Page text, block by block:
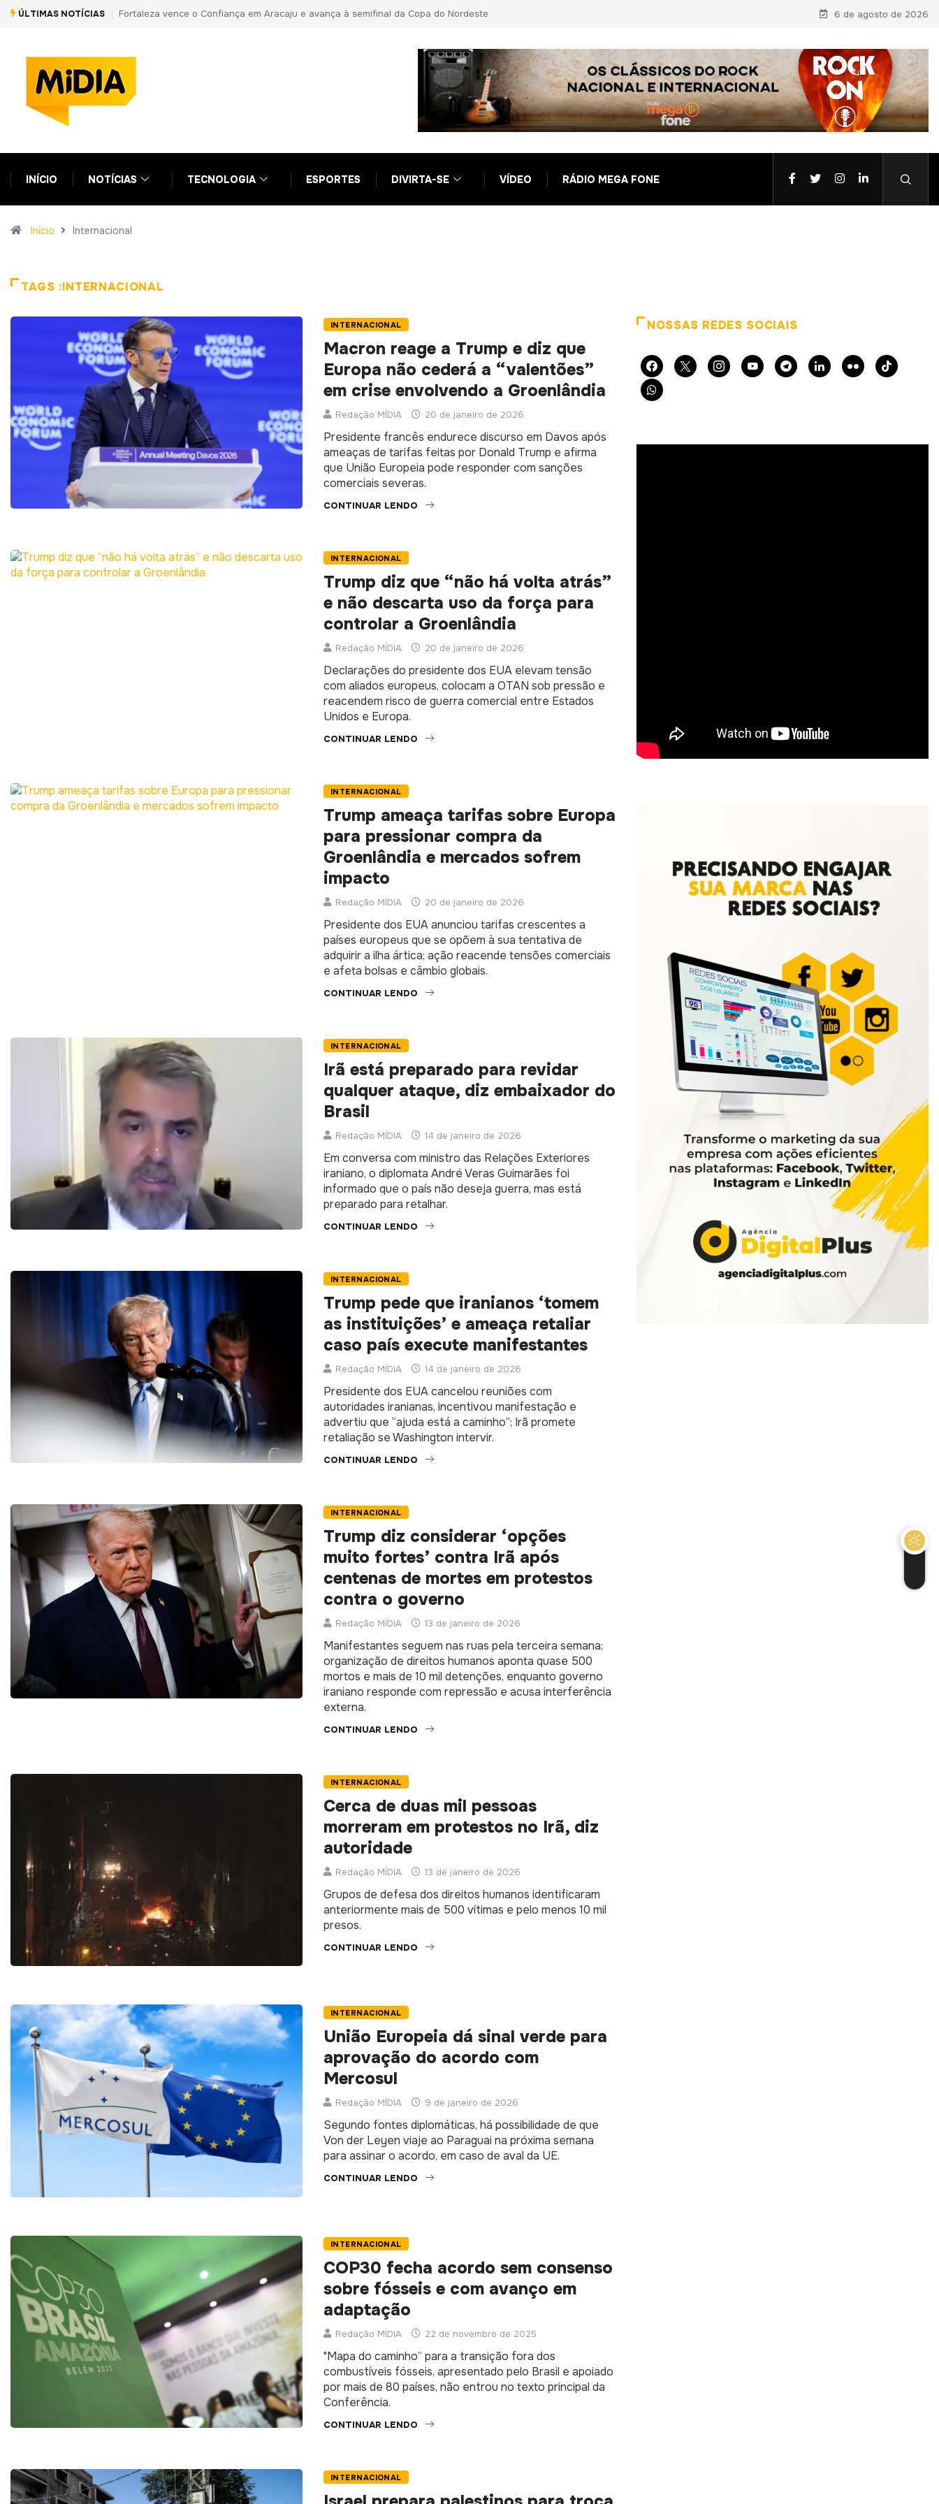
ÚLTIMAS NOTÍCIAS
6 de agosto de 2026
INTERNACIONAL
Macron reage a Trump e diz que
Europa não cederá a “valentões”
em crise envolvendo a Groenlândia
Redação MÍDIA 20 de janeiro de 2026
Presidente francês endurece discurso em Davos após
ameaças de tarifas feitas por Donald Trump e afirma
que União Europeia pode responder com sanções
INTERNACIONAL
Trump diz que “não há volta atrás”
e não descarta uso da força para
controlar a Groenlândia
Redação MÍDIA 20 de janeiro de 2026
Declarações do presidente dos EUA elevam tensão
com aliados europeus, colocam a OTAN sob pressão e
reacendem risco de guerra comercial entre Estados
INTERNACIONAL
Trump ameaça tarifas sobre Europa
para pressionar compra da
Groenlândia e mercados sofrem
impacto
Redação MÍDIA 20 de janeiro de 2026
Presidente dos EUA anunciou tarifas crescentes a
países europeus que se opõem à sua tentativa de
adquirir a ilha ártica; ação reacende tensões comerciais
e afeta bolsas e câmbio globais.
INTERNACIONAL
Irã está preparado para revidar
qualquer ataque, diz embaixador do
Brasil
14 de janeiro de 2026
Em conversa com ministro das Relações Exteriores
iraniano, o diplomata André Veras Guimarães foi
informado que o país não deseja guerra, mas está
preparado para retalhar.
INTERNACIONAL
Trump pede que iranianos ‘tomem
as instituições’ e ameaça retaliar
caso país execute manifestantes
Redação MÍDIA 14 de janeiro de 2026
Presidente dos EUA cancelou reuniões com
autoridades iranianas, incentivou manifestação e
advertiu que “ajuda está a caminho”; Irã promete
retaliação se Washington intervir.
INTERNACIONAL
Trump diz considerar ‘opções
muito fortes’ contra Irã após
centenas de mortes em protestos
contra o governo
Redação MÍDIA 13 de janeiro de 2026
Manifestantes seguem nas ruas pela terceira semana;
organização de direitos humanos aponta quase 500
mortos e mais de 10 mil detenções, enquanto governo
iraniano responde com repressão e acusa interferência
INTERNACIONAL
Cerca de duas mil pessoas
morreram em protestos no Irã, diz
autoridade
Redação MÍDIA 13 de janeiro de 2026
Grupos de defesa dos direitos humanos identificaram
anteriormente mais de 500 vítimas e pelo menos 10 mil
INTERNACIONAL
União Europeia dá sinal verde para
aprovação do acordo com
Mercosul
Redação MÍDIA 9 de janeiro de 2026
Segundo fontes diplomáticas, há possibilidade de que
Von der Leyen viaje ao Paraguai na próxima semana
para assinar o acordo, em caso de aval da UE.
INTERNACIONAL
COP30 fecha acordo sem consenso
sobre fósseis e com avanço em
adaptação
Redação MÍDIA 22 de novembro de 2025
"Mapa do caminho” para a transição fora dos
combustíveis fósseis, apresentado pelo Brasil e apoiado
por mais de 80 países, não entrou no texto principal da